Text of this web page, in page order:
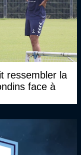
ressembler la
face à